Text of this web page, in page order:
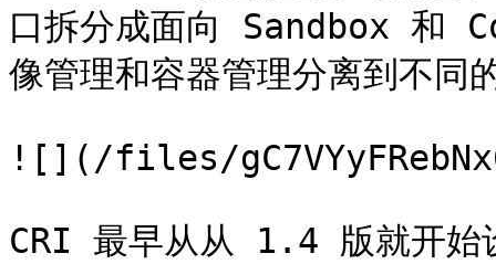
口拆分成面向 Sandbox 和
像管理和容器管理分离到不同
![](/files/
CRI 最早从从 1.4 版就开始